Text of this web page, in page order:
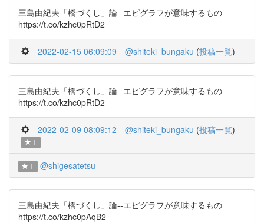
三島由紀夫「橋づくし」論--エピグラフが意味するもの
https://t.co/kzhc0pRtD2
2022-02-15 06:09:09 @shiteki_bungaku (投稿一覧)
三島由紀夫「橋づくし」論--エピグラフが意味するもの
https://t.co/kzhc0pRtD2
2022-02-09 08:09:12 @shiteki_bungaku (投稿一覧)
1
1 @shigesatetsu
三島由紀夫「橋づくし」論--エピグラフが意味するもの
https://t.co/kzhc0pAqB2